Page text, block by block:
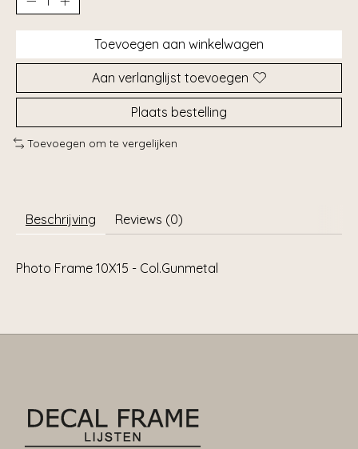
Toevoegen aan winkelwagen
Aan verlanglijst toevoegen
Plaats bestelling
Toevoegen om te vergelijken
Beschrijving Reviews (0)
Photo Frame 10X15 - Col.Gunmetal